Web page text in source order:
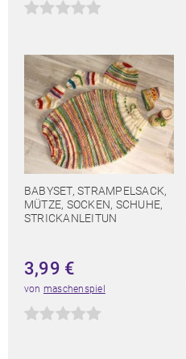
BABYSET, STRAMPELSACK,
MÜTZE, SOCKEN, SCHUHE,
STRICKANLEITUN
3,99 €
von maschenspiel